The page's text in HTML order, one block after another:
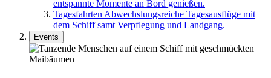
entspannte Momente an Bord genießen.
Tagesfahrten Abwechslungsreiche Tagesausflüge mit
dem Schiff samt Verpflegung und Landgang.
Events